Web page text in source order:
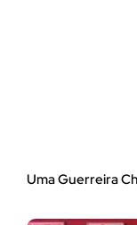
Uma Guerreira